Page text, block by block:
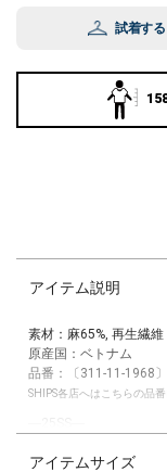
試着する
アイテム説明
素材：麻65%, 再生繊
原産国：ベトナム
品番：〔311-11-1968〕
SHIPS各店へはこちらの品
さまざまな着こなしが
アイテムサイズ